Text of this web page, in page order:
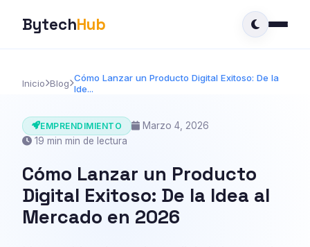
BytechHub
Inicio Blog Cómo Lanzar un Producto Digital Exitoso: De la
Ide...
EMPRENDIMIENTO
Marzo 4, 2026
19 min min de lectura
Cómo Lanzar un Producto
Digital Exitoso: De la Idea al
Mercado en 2026